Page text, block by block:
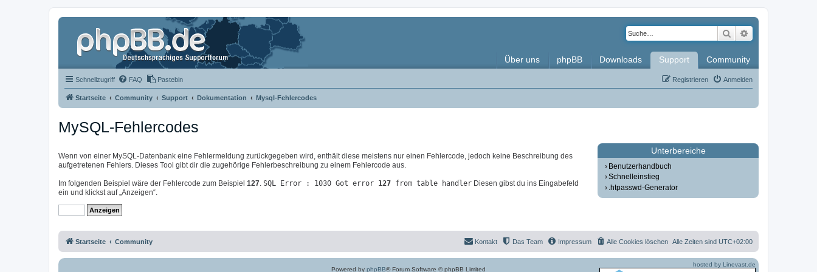
Suche
Über uns phpBB Downloads Support Community
Schnellzugriff FAQ Pastebin Anmelden
Registrieren
Startseite Community Support Dokumentation Mysql-Fehlercodes
MySQL-Fehlercodes
Wenn von einer MySQL-Datenbank eine Fehlermeldung zurückgegeben wird, enthält diese meistens nur einen Fehlercode, jedoch keine Beschreibung des
aufgetretenen Fehlers. Dieses Tool gibt dir die zugehörige Fehlerbeschreibung zu einem Fehlercode aus.
Im folgenden Beispiel wäre der Fehlercode zum Beispiel 127. SQL Error : 1030 Got error 127 from table handler Diesen gibst du ins Eingabefeld
ein und klickst auf „Anzeigen“.
Unterbereiche
Benutzerhandbuch
Schnelleinstieg
.htpasswd-Generator
Startseite Community Alle Zeiten sind UTC+02:00
Alle Cookies löschen
Impressum
Das Team
Kontakt
Powered by phpBB® Forum Software © phpBB Limited
hosted by Linevast.de